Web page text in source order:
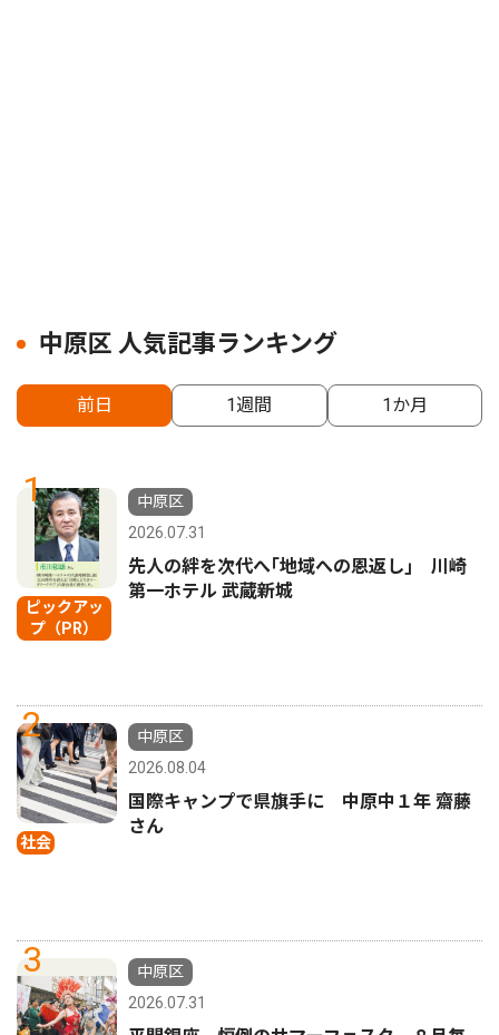
中原区 人気記事ランキング
前日 1週間 1か月
1
ピックアッ
プ（PR）
中原区
2026.07.31
先人の絆を次代へ｢地域への恩返し｣ 川崎
第一ホテル 武蔵新城
2
社会
中原区
2026.08.04
国際キャンプで県旗手に 中原中１年 齋藤
さん
3
中原区
2026.07.31